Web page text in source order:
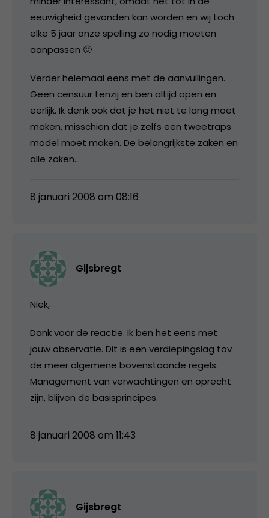
eeuwigheid gevonden kan worden en wij toch
elke 5 jaar onze spelling zo nodig moeten
aanpassen 🙂
Verder helemaal eens met de aanvullingen.
Geen censuur tenzij en ben altijd open en
eerlijk. Ik denk ook dat je het niet te lang moet
maken, misschien dat je zelfs een tweetraps
model moet maken. De belangrijkste zaken en
alle zaken…
8 januari 2008 om 08:16
Gijsbregt
Niek,
Dank voor de reactie. Ik ben het eens met
jouw observatie. Dit is een verdiepingslag tov
de meer algemene bovenstaande regels.
Management van verwachtingen en oprecht
zijn, blijven de basisprincipes.
8 januari 2008 om 11:43
Gijsbregt